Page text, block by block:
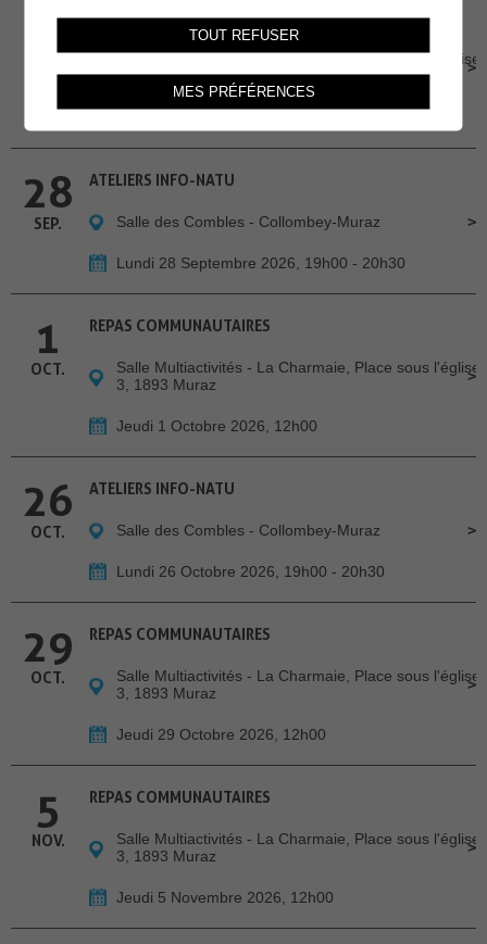
24 REPAS COMMUNAUTAIRES
Salle Multiactivités - La Charmaie, Place sous l'église
3, 1893 Muraz
28
SEP.
ATELIERS INFO-NATU
Salle des Combles - Collombey-Muraz
Lundi 28 Septembre 2026, 19h00 - 20h30
1
OCT.
REPAS COMMUNAUTAIRES
Salle Multiactivités - La Charmaie, Place sous l'église
3, 1893 Muraz
Jeudi 1 Octobre 2026, 12h00
26
OCT.
ATELIERS INFO-NATU
Salle des Combles - Collombey-Muraz
Lundi 26 Octobre 2026, 19h00 - 20h30
29
OCT.
REPAS COMMUNAUTAIRES
Salle Multiactivités - La Charmaie, Place sous l'église
3, 1893 Muraz
Jeudi 29 Octobre 2026, 12h00
5
NOV.
REPAS COMMUNAUTAIRES
Salle Multiactivités - La Charmaie, Place sous l'église
3, 1893 Muraz
Jeudi 5 Novembre 2026, 12h00
TOUT REFUSER
MES PRÉFÉRENCES